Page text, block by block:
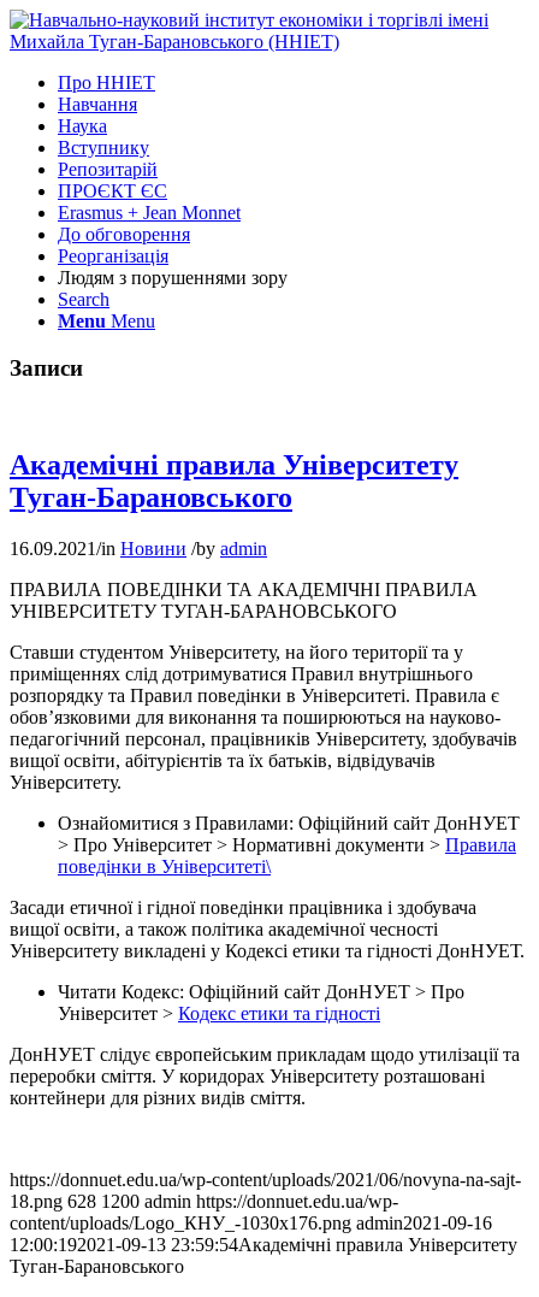
Про ННІЕТ
Навчання
Наука
Вступнику
Репозитарій
ПРОЄКТ ЄС
Erasmus + Jean Monnet
До обговорення
Реорганізація
Людям з порушеннями зору
Search
Menu Menu
Записи
Академічні правила Університету
Туган-Барановського
16.09.2021/in Новини /by admin
ПРАВИЛА ПОВЕДІНКИ ТА АКАДЕМІЧНІ ПРАВИЛА
УНІВЕРСИТЕТУ ТУГАН-БАРАНОВСЬКОГО
Ставши студентом Університету, на його території та у
приміщеннях слід дотримуватися Правил внутрішнього
розпорядку та Правил поведінки в Університеті. Правила є
обов’язковими для виконання та поширюються на науково-
педагогічний персонал, працівників Університету, здобувачів
вищої освіти, абітурієнтів та їх батьків, відвідувачів
Університету.
Ознайомитися з Правилами: Офіційний сайт ДонНУЕТ
> Про Університет > Нормативні документи > Правила
поведінки в Університеті\
Засади етичної і гідної поведінки працівника і здобувача
вищої освіти, а також політика академічної чесності
Університету викладені у Кодексі етики та гідності ДонНУЕТ.
Читати Кодекс: Офіційний сайт ДонНУЕТ > Про
Університет > Кодекс етики та гідності
ДонНУЕТ слідує європейським прикладам щодо утилізації та
переробки сміття. У коридорах Університету розташовані
контейнери для різних видів сміття.
https://donnuet.edu.ua/wp-content/uploads/2021/06/novyna-na-sajt-
18.png 628 1200 admin https://donnuet.edu.ua/wp-
content/uploads/Logo_КНУ_-1030x176.png admin2021-09-16
12:00:192021-09-13 23:59:54Академічні правила Університету
Туган-Барановського